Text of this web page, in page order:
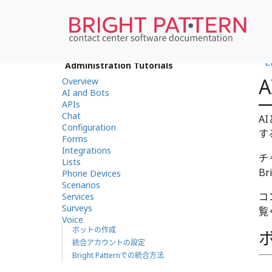
AI
す
チ
コ
覧
Administration Tutorials
Overview
AI and Bots
APIs
Chat
Configuration
Forms
Integrations
Lists
Phone Devices
Scenarios
Services
Surveys
Voice
ボットの作成
統合アカウントの設定
Bright Patternでの統合方法